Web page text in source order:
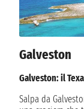
giovedì 27
08:00 -
venerdì
sabato 29
Galveston
Galveston: il
Salpa da